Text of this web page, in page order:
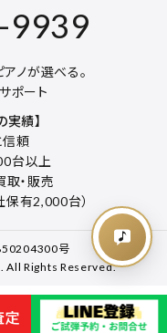
9939
ノが選べる。
ポート
実績】
信頼
台以上
・販売
有2,000台）
号
All Rights Reserved.